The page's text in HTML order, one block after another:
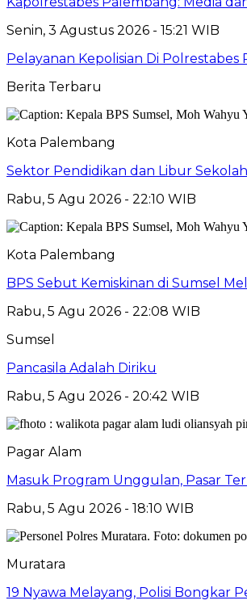
Senin, 3 Agustus 2026 - 15:21 WIB
Pelayanan Kepolisian Di Polrestabes
Berita Terbaru
Kota Palembang
Sektor Pendidikan dan Libur
Rabu, 5 Agu 2026 - 22:10 WIB
Kota Palembang
BPS Sebut Kemiskinan di Sumsel
Rabu, 5 Agu 2026 - 22:08 WIB
Sumsel
Pancasila Adalah Diriku
Rabu, 5 Agu 2026 - 20:42 WIB
Pagar Alam
Masuk Program Unggulan, Pasar
Rabu, 5 Agu 2026 - 18:10 WIB
Muratara
19 Nyawa Melayang, Polisi Bongkar